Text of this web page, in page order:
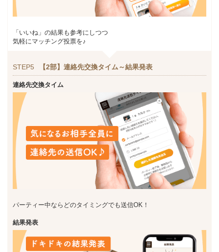
「いいね」の結果も参考にしつつ
気軽にマッチング投票を♪
STEP5 【2部】連絡先交換タイム～結果発表
連絡先交換タイム
パーティー中ならどのタイミングでも送信OK！
結果発表